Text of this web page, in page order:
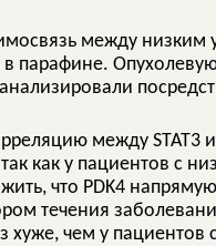
между
в парафине.
между STAT3
как у пациентов с
что PDK4 напрямую
течения
хуже, чем у пациентов